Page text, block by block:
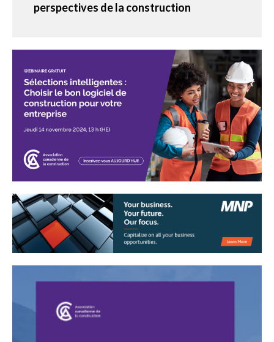
perspectives de la construction